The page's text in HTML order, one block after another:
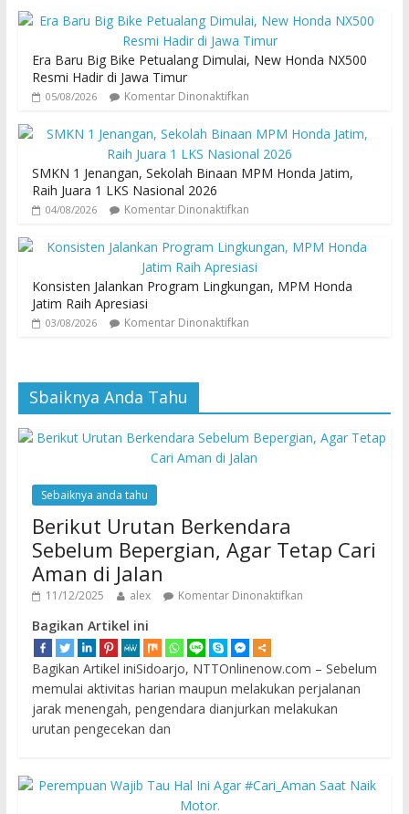
Era Baru Big Bike Petualang Dimulai, New Honda NX500
Resmi Hadir di Jawa Timur
05/08/2026 Komentar Dinonaktifkan
SMKN 1 Jenangan, Sekolah Binaan MPM Honda Jatim,
Raih Juara 1 LKS Nasional 2026
04/08/2026 Komentar Dinonaktifkan
Konsisten Jalankan Program Lingkungan, MPM Honda
Jatim Raih Apresiasi
03/08/2026 Komentar Dinonaktifkan
Sbaiknya Anda Tahu
Sebaiknya anda tahu
Berikut Urutan Berkendara
Sebelum Bepergian, Agar Tetap Cari
Aman di Jalan
11/12/2025 alex Komentar Dinonaktifkan
Bagikan Artikel ini
Bagikan Artikel iniSidoarjo, NTTOnlinenow.com – Sebelum
memulai aktivitas harian maupun melakukan perjalanan
jarak menengah, pengendara dianjurkan melakukan
urutan pengecekan dan